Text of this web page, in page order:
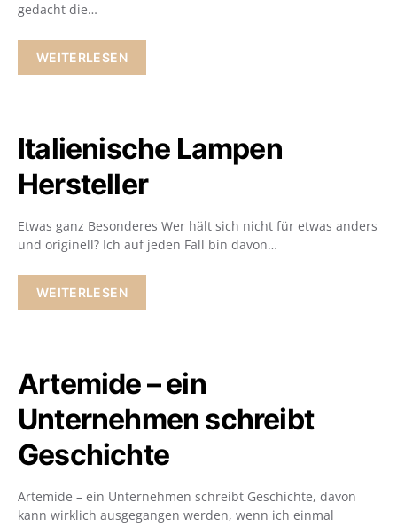
gedacht die…
WEITERLESEN
Italienische Lampen
Hersteller
Etwas ganz Besonderes Wer hält sich nicht für etwas anders
und originell? Ich auf jeden Fall bin davon…
WEITERLESEN
Artemide – ein
Unternehmen schreibt
Geschichte
Artemide – ein Unternehmen schreibt Geschichte, davon
kann wirklich ausgegangen werden, wenn ich einmal